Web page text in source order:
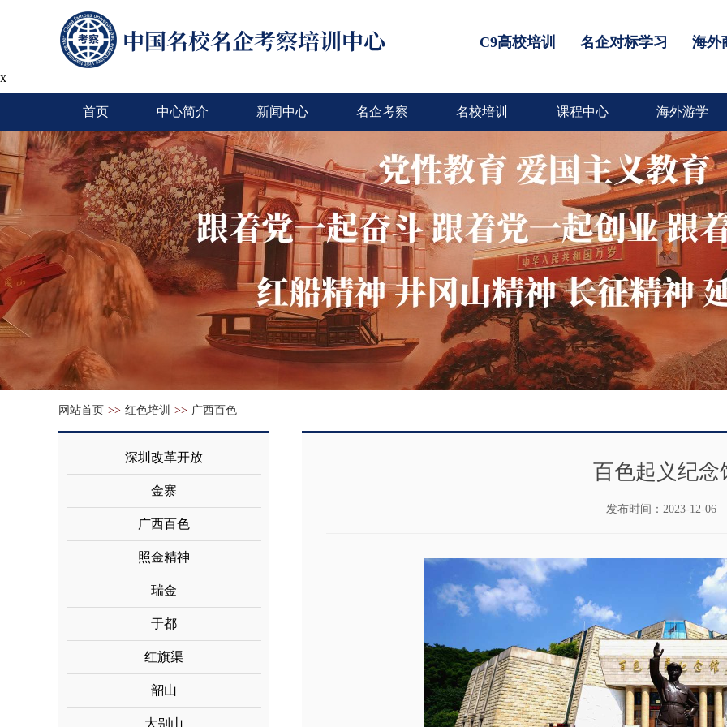
C9高校培训 名企对标学习 海外
x
首页 中心简介 新闻中心 名企考察 名校培训 课程中心 海外游学
网站首页 >> 红色培训 >> 广西百色
深圳改革开放
金寨
广西百色
照金精神
瑞金
于都
红旗渠
韶山
大别山
百色起义纪念
发布时间： 2023-12-06